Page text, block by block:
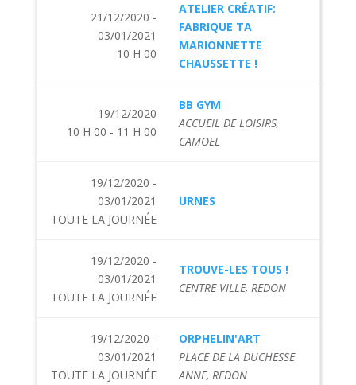
21/12/2020 -
03/01/2021
10 H 00
ATELIER CRÉATIF:
FABRIQUE TA
MARIONNETTE
CHAUSSETTE !
19/12/2020
10 H 00 - 11 H 00
BB GYM
ACCUEIL DE LOISIRS,
CAMOEL
19/12/2020 -
03/01/2021
TOUTE LA JOURNÉE
URNES
19/12/2020 -
03/01/2021
TOUTE LA JOURNÉE
TROUVE-LES TOUS !
CENTRE VILLE, REDON
19/12/2020 -
03/01/2021
TOUTE LA JOURNÉE
ORPHELIN'ART
PLACE DE LA DUCHESSE
ANNE, REDON